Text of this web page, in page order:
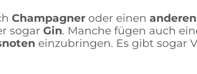
Champagner oder einen
sogar Gin. Manche fügen auch
einzubringen. Es gibt sogar